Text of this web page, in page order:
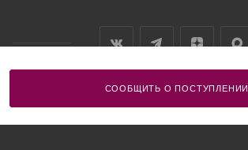
СООБЩИТЬ О ПОСТУПЛЕНИИ